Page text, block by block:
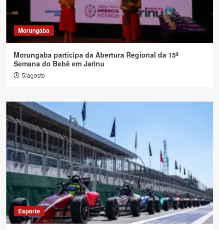
Morungaba
Morungaba participa da Abertura Regional da 15ª
Semana do Bebê em Jarinu
5/agosto
Esporte